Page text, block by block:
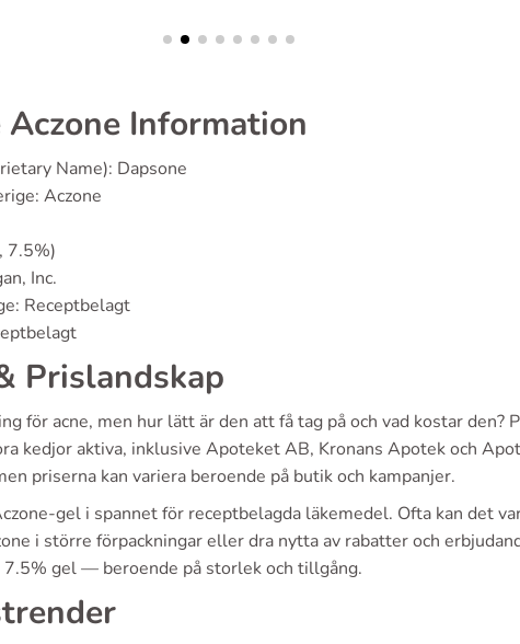
Information
Name): Dapsone
Aczone
7.5%)
Inc.
Receptbelagt
Prislandskap
för acne, men hur lätt är den att få tag på och vad kostar den?
kedjor aktiva, inklusive Apoteket AB, Kronans Apotek och
priserna kan variera beroende på butik och kampanjer.
gel i spannet för receptbelagda läkemedel. Ofta kan det
i större förpackningar eller dra nytta av rabatter och
gel — beroende på storlek och tillgång.